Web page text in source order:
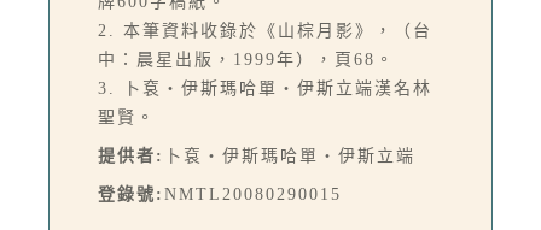
2. 本筆資料收錄於《山棕月影》，（台
中：晨星出版，1999年），頁68。
3. 卜袞‧伊斯瑪哈單‧伊斯立端漢名林
聖賢。
提供者: 卜袞‧伊斯瑪哈單‧伊斯立端
登錄號: NMTL20080290015